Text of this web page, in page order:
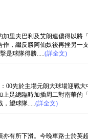
里夫巴利及艾朗連儂得以將
，繼反勝阿仙奴後再挫另一
是球隊得勝.....(詳全文)
00先於主場元朗大球場迎戰
足總臨時加插周二對南華的
，望球隊.....(詳全文)
有所下滑。今晚車路士於英